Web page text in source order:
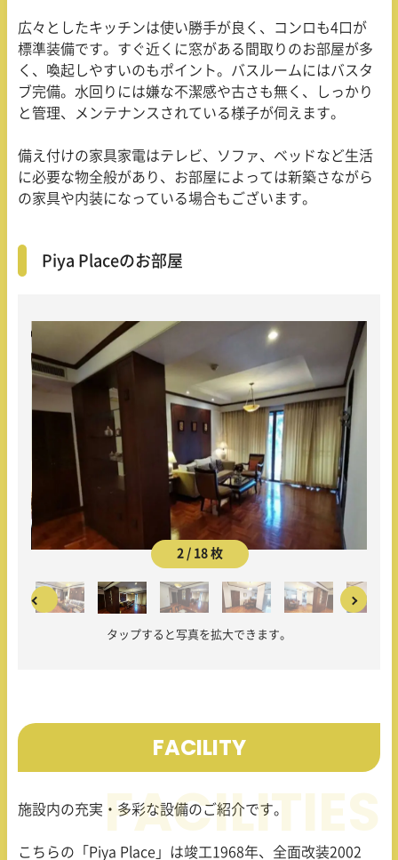
広々としたキッチンは使い勝手が良く、コンロも4口が
標準装備です。すぐ近くに窓がある間取りのお部屋が多
く、喚起しやすいのもポイント。バスルームにはバスタ
ブ完備。水回りには嫌な不潔感や古さも無く、しっかり
と管理、メンテナンスされている様子が伺えます。
備え付けの家具家電はテレビ、ソファ、ベッドなど生活
に必要な物全般があり、お部屋によっては新築さながら
の家具や内装になっている場合もございます。
Piya Placeのお部屋
2 / 18 枚
タップすると写真を拡大できます。
FACILITY
施設内の充実・多彩な設備のご紹介です。
こちらの「Piya Place」は竣工1968年、全面改装2002